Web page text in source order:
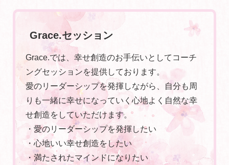
Grace.セッション
Grace.では、幸せ創造のお手伝いとしてコーチ
ングセッションを提供しております。
愛のリーダーシップを発揮しながら、自分も周
りも一緒に幸せになっていく心地よく自然な幸
せ創造をしていただけます。
・愛のリーダーシップを発揮したい
・心地いい幸せ創造をしたい
・満たされたマインドになりたい